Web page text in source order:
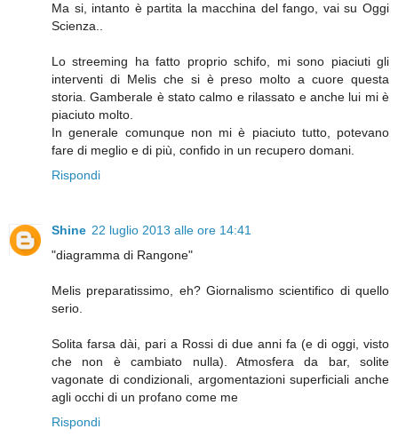
Ma si, intanto è partita la macchina del fango, vai su Oggi
Scienza..
Lo streeming ha fatto proprio schifo, mi sono piaciuti gli
interventi di Melis che si è preso molto a cuore questa
storia. Gamberale è stato calmo e rilassato e anche lui mi è
piaciuto molto.
In generale comunque non mi è piaciuto tutto, potevano
fare di meglio e di più, confido in un recupero domani.
Rispondi
Shine 22 luglio 2013 alle ore 14:41
"diagramma di Rangone"
Melis preparatissimo, eh? Giornalismo scientifico di quello
serio.
Solita farsa dài, pari a Rossi di due anni fa (e di oggi, visto
che non è cambiato nulla). Atmosfera da bar, solite
vagonate di condizionali, argomentazioni superficiali anche
agli occhi di un profano come me
Rispondi